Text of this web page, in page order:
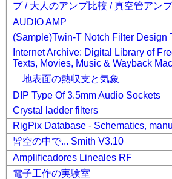
プ / 大人のアンプ比較 / 真空管アン
AUDIO AMP
(Sample)Twin-T Notch Filter Design
Internet Archive: Digital Library of
Texts, Movies, Music & Wayback
地表面の熱収支と気象
DIP Type Of 3.5mm Audio Sockets
Crystal ladder filters
RigPix Database - Schematics,
皆空の中で... Smith V3.10
Amplificadores Lineales RF
電子工作の実験室